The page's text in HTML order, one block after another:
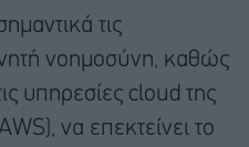
τις
νοημοσύνη, καθώς
υπηρεσίες cloud της
να επεκτείνει το